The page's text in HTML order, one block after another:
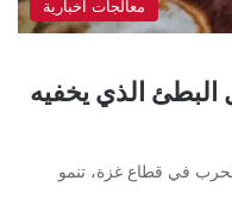
معالجات اخبارية
البطئ الذي يخفيه
في قطاع غزة، تنمو